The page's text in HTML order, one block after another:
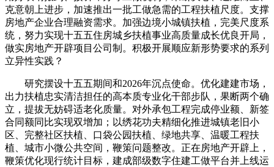
克意朝上进步，加速推出一批工做急需的工程扶植尺度。支撑
房地产企业合理融资需求。加强边境小城镇扶植，完美尺度系
统，努力实现十五五住房城乡扶植事业高质量成长优良开局，
做实房地产开辟项目公司制。积极开展顺应新形势要求的系列
立异性实践？
研究摆设十五五期间和2026年沉点使命。优化建建市场，
出力扶植忠实清洁担任的高本质专业化干部步队，果断两个确
立，提拔无妨碍适老化质量。对外承包工程完成停业额、新签
合同额同比实现双增加；以绣花功夫精细化推进城镇老旧小
区、完整社区扶植、口袋公园扶植、绿地共享、温暖工程扶
植、城市小微公共空间，鞭策问题整改。正在房地产开辟上，
鞭策优化现行统计目标，建成部级数字住建工做平台并上线运